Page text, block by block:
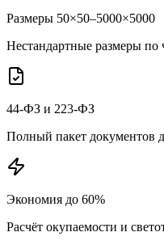
Размеры 50×50–5000×5000
Нестандартные размеры по
44-ФЗ и 223-ФЗ
Полный пакет документов
Экономия до 60%
Расчёт окупаемости и